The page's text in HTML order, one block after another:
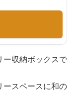
ー収納ボックスで
ースペースに和の